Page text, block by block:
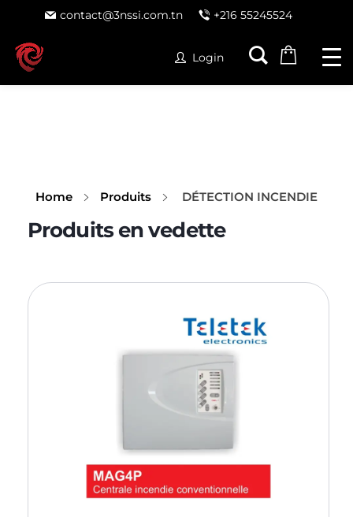
contact@3nssi.com.tn +216 55245524
Login
Home Produits DÉTECTION INCENDIE